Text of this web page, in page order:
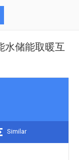
水储能取暖互
Similar